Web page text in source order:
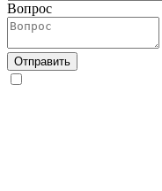
Вопрос
Отправить